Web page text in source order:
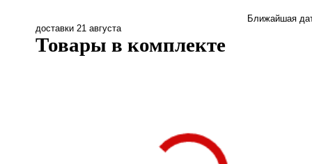
Ближайшая
доставки 21 августа
Товары в комплекте